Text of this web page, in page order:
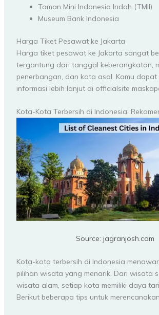
Taman Mini Indonesia Indah (TMII)
Museum Bank Indonesia
Harga Tiket Pesawat ke Jakarta
Harga tiket pesawat ke Jakarta sangat
tergantung dari tanggal keberangkatan,
penerbangan, dan kota asal. Kamu dapat
informasi lebih lanjut di officialsite
Kota-Kota Terbersih di Indonesia:
Source: jagranjosh.com
Kota-kota terbersih di Indonesia
pilihan wisata yang menarik. Dari wisata
wisata alam, setiap kota memiliki daya
Berikut beberapa tips untuk